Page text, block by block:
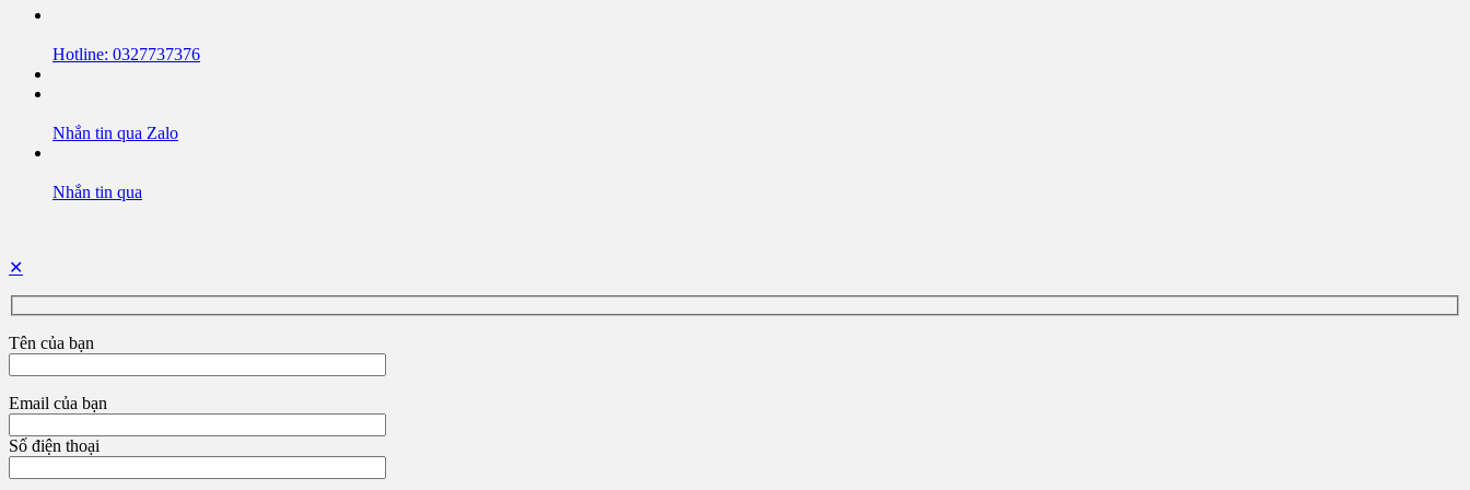
Hotline: 0327737376
Nhắn tin qua Zalo
Nhắn tin qua
✕
Tên của bạn
Email của bạn
Số điện thoại